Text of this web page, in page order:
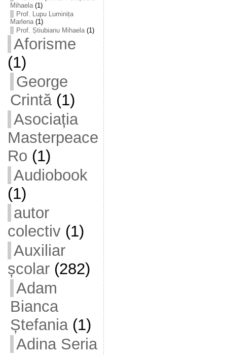
Mihaela(1)
Prof. Lupu Luminița
Marlena(1)
Prof. Știubianu Mihaela(1)
Aforisme
(1)
George
Crintă(1)
Asociația
Masterpeace
Ro (1)
Audiobook
(1)
autor
colectiv(1)
Auxiliar
școlar(282)
Adam
Bianca
Ștefania(1)
Adina Seria